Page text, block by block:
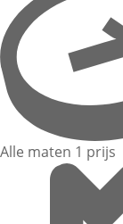
Alle maten 1 prijs